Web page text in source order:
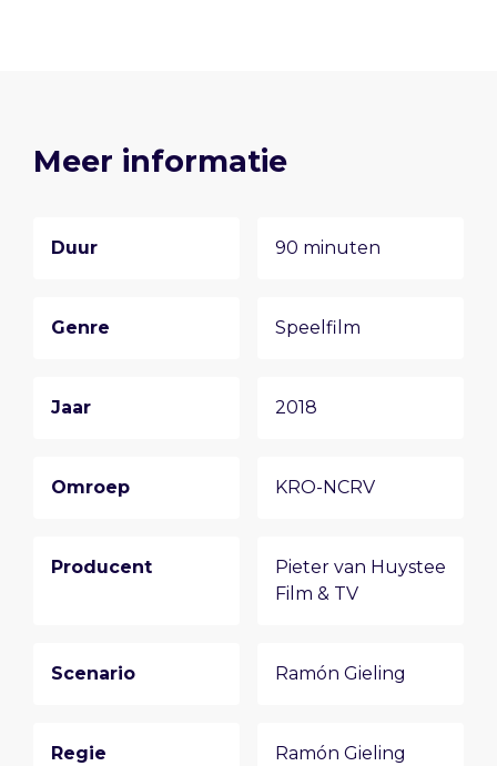
Meer informatie
Duur 90 minuten
Genre Speelfilm
Jaar 2018
Omroep KRO-NCRV
Producent
Pieter van Huystee
Film & TV
Scenario Ramón Gieling
Regie Ramón Gieling